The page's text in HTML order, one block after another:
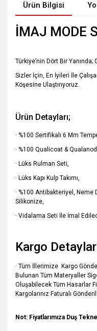
Ürün Bilgisi
İMAJ MODE
Türkiye’nin Dört Bir
Sizler İçin, En İyileri İle
Köşesine Ulaştırıyoruz.
Ürün Detayları;
· %100 Sertifikalı 6 Mm
· %100 Qualicoat &
· Lüks Rulman Seti,
· Lüks Kapı Kulp Takımı,
· %100 Antibakteriyel, Neme
Silikonize,
· Vidalama Seti İle İmal
Kargo
· Tüm İllerimize Kargo
Bulunan Tüm Materyaller
Oluşabilecek Tüm Hasarlar
Kargolarınız Faturalı
Not: Fiyatlarımıza Duş